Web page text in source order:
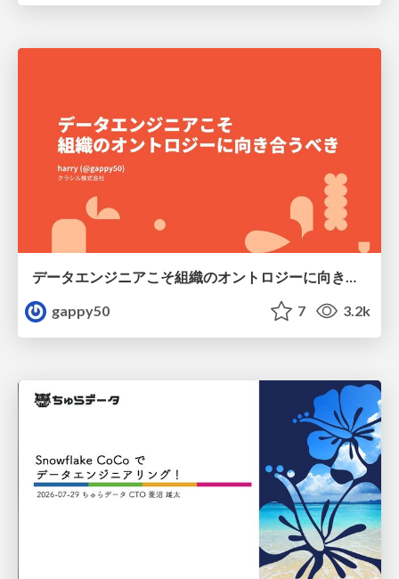
データエンジニアこそ組織のオントロジーに向き合うべき — 問いに答えるAIから、事業を動かすAIへ
gappy50
7 3.2k